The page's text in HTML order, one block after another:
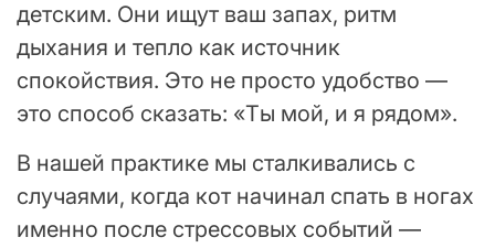
детским. Они ищут ваш запах, ритм
дыхания и тепло как источник
спокойствия. Это не просто удобство —
это способ сказать: «Ты мой, и я рядом».
В нашей практике мы сталкивались с
случаями, когда кот начинал спать в ногах
именно после стрессовых событий —